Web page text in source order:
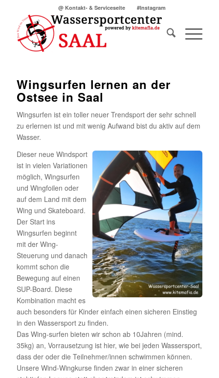
@ Kontakt- & Serviceseite #Instagram
Wingsurfen lernen an der
Ostsee in Saal
Wingsurfen ist ein toller neuer Trendsport der sehr schnell
zu erlernen ist und mit wenig Aufwand bist du aktiv auf dem
Wasser.
Dieser neue Windsport
ist in vielen Variationen
möglich, Wingsurfen
und Wingfoilen oder
auf dem Land mit dem
Wing und Skateboard.
Der Start ins
Wingsurfen beginnt
mit der Wing-
Steuerung und danach
kommt schon die
Bewegung auf einen
SUP-Board. Diese
Kombination macht es
auch besonders für Kinder einfach einen sicheren Einstieg
in den Wassersport zu finden.
Das Wing-surfen bieten wir schon ab 10Jahren (mind.
35kg) an, Vorrausetzung ist hier, wie bei jeden Wassersport,
dass der oder die Teilnehmer/innen schwimmen können.
Unsere Wind-Wingkurse finden zwar in einer sicheren